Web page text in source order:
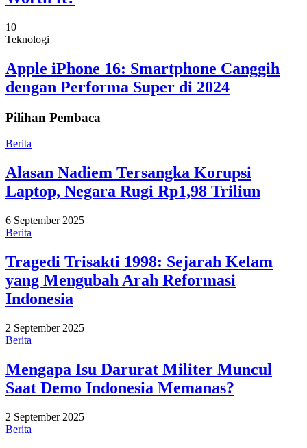
10
Teknologi
Apple iPhone 16: Smartphone Canggih
dengan Performa Super di 2024
Pilihan Pembaca
Berita
Alasan Nadiem Tersangka Korupsi
Laptop, Negara Rugi Rp1,98 Triliun
6 September 2025
Berita
Tragedi Trisakti 1998: Sejarah Kelam
yang Mengubah Arah Reformasi
Indonesia
2 September 2025
Berita
Mengapa Isu Darurat Militer Muncul
Saat Demo Indonesia Memanas?
2 September 2025
Berita